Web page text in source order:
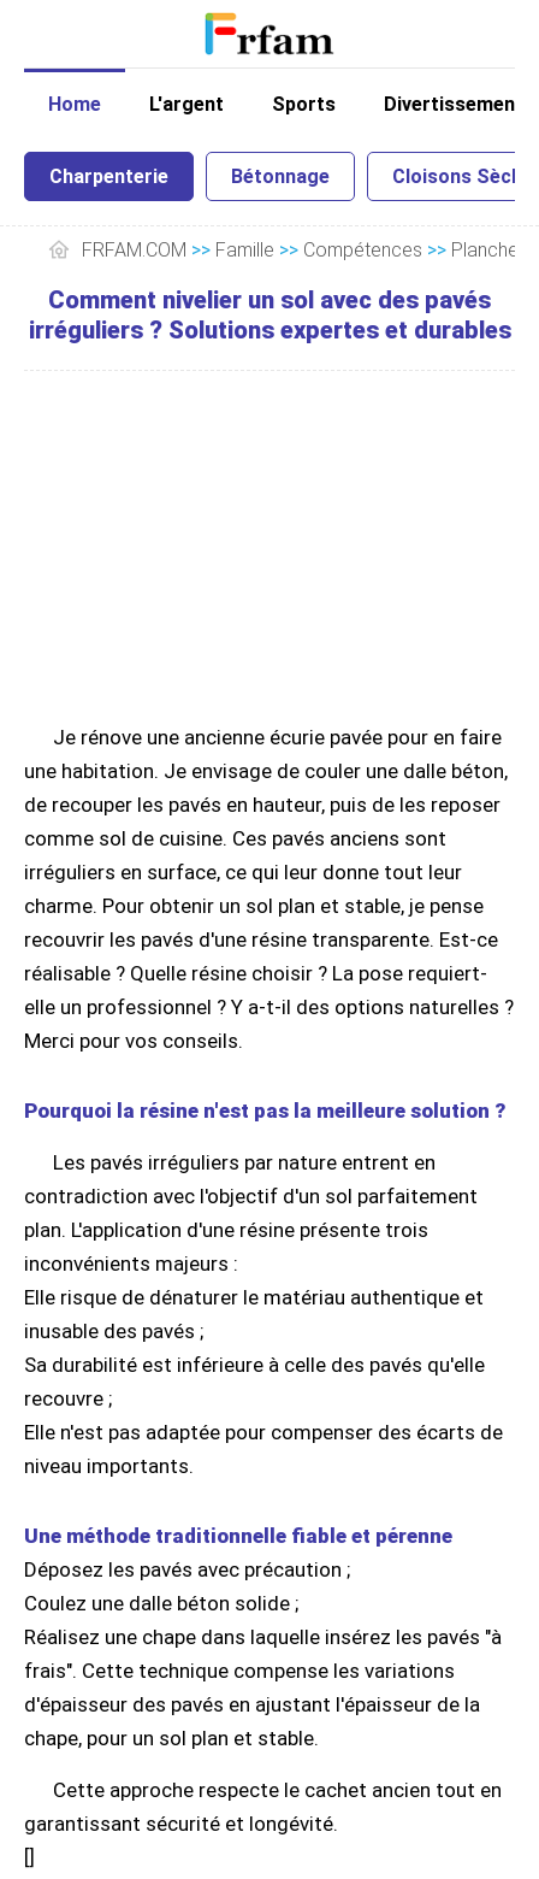
Home L'argent Sports Divertissement
Charpenterie Bétonnage Cloisons
FRFAM.COM >> Famille >> Compétences >> Plancher
Comment nivelier un sol avec des pavés
irréguliers ? Solutions expertes et durables
Je rénove une ancienne écurie pavée pour en faire
une habitation. Je envisage de couler une dalle béton,
de recouper les pavés en hauteur, puis de les reposer
comme sol de cuisine. Ces pavés anciens sont
irréguliers en surface, ce qui leur donne tout leur
charme. Pour obtenir un sol plan et stable, je pense
recouvrir les pavés d'une résine transparente. Est-ce
réalisable ? Quelle résine choisir ? La pose requiert-
elle un professionnel ? Y a-t-il des options naturelles ?
Merci pour vos conseils.
Pourquoi la résine n'est pas la meilleure solution ?
Les pavés irréguliers par nature entrent en
contradiction avec l'objectif d'un sol parfaitement
plan. L'application d'une résine présente trois
inconvénients majeurs :
Elle risque de dénaturer le matériau authentique et
inusable des pavés ;
Sa durabilité est inférieure à celle des pavés qu'elle
recouvre ;
Elle n'est pas adaptée pour compenser des écarts de
niveau importants.
Une méthode traditionnelle fiable et pérenne
Déposez les pavés avec précaution ;
Coulez une dalle béton solide ;
Réalisez une chape dans laquelle insérez les pavés "à
frais". Cette technique compense les variations
d'épaisseur des pavés en ajustant l'épaisseur de la
chape, pour un sol plan et stable.
Cette approche respecte le cachet ancien tout en
garantissant sécurité et longévité.
[]